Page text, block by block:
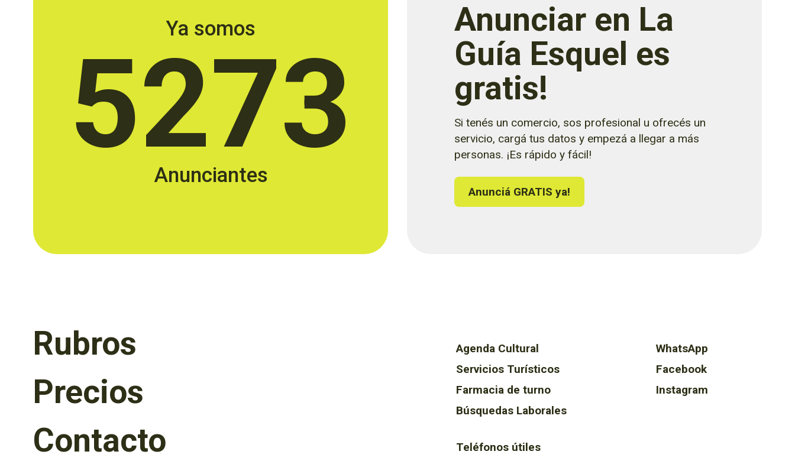
Ya somos
5273
Anunciantes
Anunciar en La
Guía Esquel es
gratis!
Si tenés un comercio, sos profesional u ofrecés un
servicio, cargá tus datos y empezá a llegar a más
personas. ¡Es rápido y fácil!
Anunciá GRATIS ya!
Rubros
Precios
Contacto
Agenda Cultural
Servicios Turísticos
Farmacia de turno
Búsquedas Laborales
Teléfonos útiles
WhatsApp
Facebook
Instagram